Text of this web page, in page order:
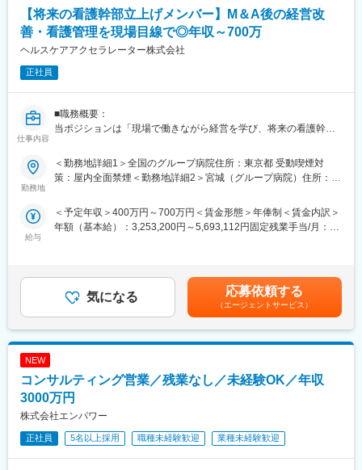
■インセンティブ制度／年4回
・四半期毎の店舗ランキングにより決まります。※年間で最大100
万
■こんな方におすすめ：
・国内外に活躍のフィールドをお求めの方
・安定企業で長期的にキャリアを築きたい方
・若いうちから実力でキャリアアップしていきたい方
【将来の看護幹部立上げメンバー】M＆A後の経営改
善・看護管理を現場目線で◎年収～700万
ヘルスケアアクセラレーター株式会社
正社員
仕事内容
■職務概要：
当ポジションは「現場で働きながら経営を学び、将来の看護幹部
指示する立場ではなく、現場に入り、現場を理解し、経営につな
がる改善を実行できる看護師を育てていきます。
全国のグループ病院へ出張し、看護現場の支援と運営改善に携わ
ります。現場＋経営を同時に学べる、日本でも珍しいポジション
▼4日間：現場実働支援
・病棟・外来での看護業務
・業務効率化・動線改善
・看護補助者との役割分担の整理
・現場課題の把握と改善提案
▼1日：管理業務サポート（育成日）
・師長・看護部長と帯同
・会議同席（師長会、ベッドコントロール会議など）
・人員配置の考え方の学習
・経営数値の読み方の習得
・医師・多職種との調整業務の見学と補助
勤務地
＜勤務地詳細1＞全国のグループ病院住所：東京都 受動喫煙対
策：屋内全面禁煙＜勤務地詳細2＞宮城（グループ病院）住所：宮
プ病院）住所：福岡県 受動喫煙対策：屋内全面禁煙変更の範囲：
会社の定める事業所
給与
＜予定年収＞400万円～700万円＜賃金形態＞年俸制＜賃金内訳＞
年額（基本給）：3,253,200円～5,693,112円固定残業手当/月：
給与補足＞予定年収はあくまでも目安の金額であり、選考を通じ
て上下する可能性があります。■インセンティブ：年1回（業績連
動）■更改（不定期）賃金はあくまでも目安の金額であり、選考を
通じて上下する可能性があります。月給(月額)は固定手当を含めた
表記です。
気になる 応募依頼する
（エージェントサービス）
NEW
コンサルティング営業／残業なし／未経験OK／年収
3000万円
株式会社エンパワー
正社員 5名以上採用 職種未経験歓迎 業種未経験歓迎